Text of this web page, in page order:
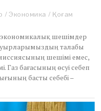
/ Экономика / Қоғам
экономикалық шешімдер
талабы
шешімі емес,
бағасының өсуі себеп
басты себебі –